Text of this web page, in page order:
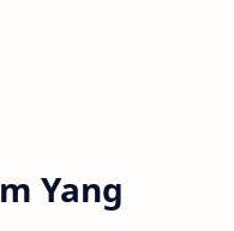
Yang